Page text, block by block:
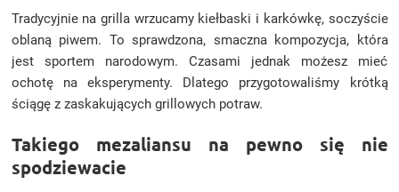
Tradycyjnie na grilla wrzucamy kiełbaski i karkówkę, soczyście
oblaną piwem. To sprawdzona, smaczna kompozycja, która
jest sportem narodowym. Czasami jednak możesz mieć
ochotę na eksperymenty. Dlatego przygotowaliśmy krótką
ściągę z zaskakujących grillowych potraw.
Takiego mezaliansu na pewno się nie
spodziewacie